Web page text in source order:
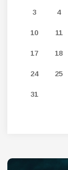
3 4
10 11
17 18
24 25
31